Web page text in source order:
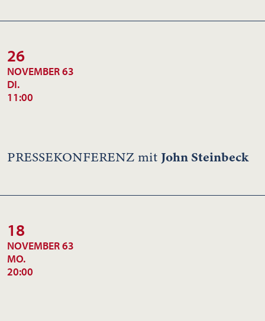
26
NOVEMBER 63
DI.
11:00
PRESSEKONFERENZ mit John Steinbeck
18
NOVEMBER 63
MO.
20:00